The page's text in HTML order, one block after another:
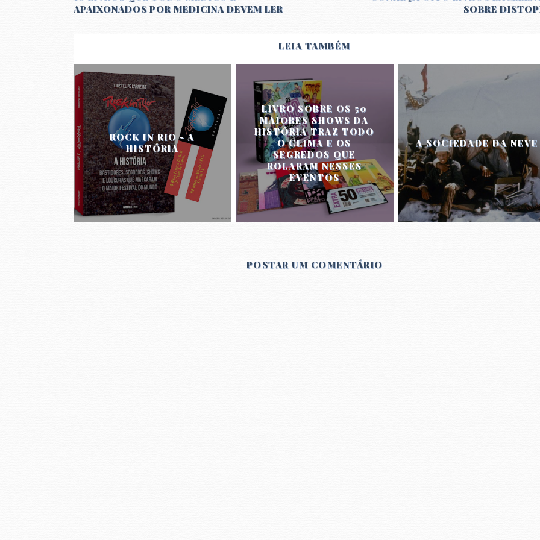
APAIXONADOS POR MEDICINA DEVEM LER
SOBRE
LEIA TAMBÉM
ROCK IN RIO - A
HISTÓRIA
LIVRO SOBRE OS 50
MAIORES SHOWS DA
HISTÓRIA TRAZ TODO
O CLIMA E OS
SEGREDOS QUE
ROLARAM NESSES
EVENTOS
A SOCIEDADE DA NEVE
POSTAR UM COMENTÁRIO